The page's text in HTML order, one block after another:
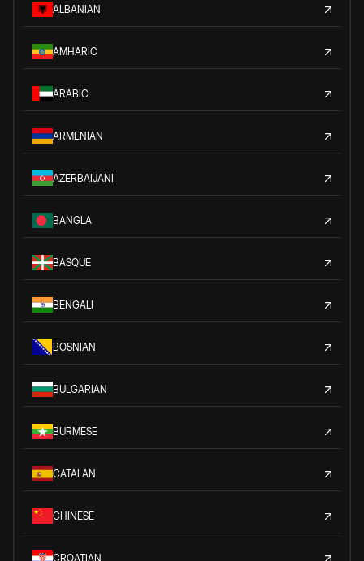
ALBANIAN
AMHARIC
ARABIC
ARMENIAN
AZERBAIJANI
BANGLA
BASQUE
BENGALI
BOSNIAN
BULGARIAN
BURMESE
CATALAN
CHINESE
CROATIAN